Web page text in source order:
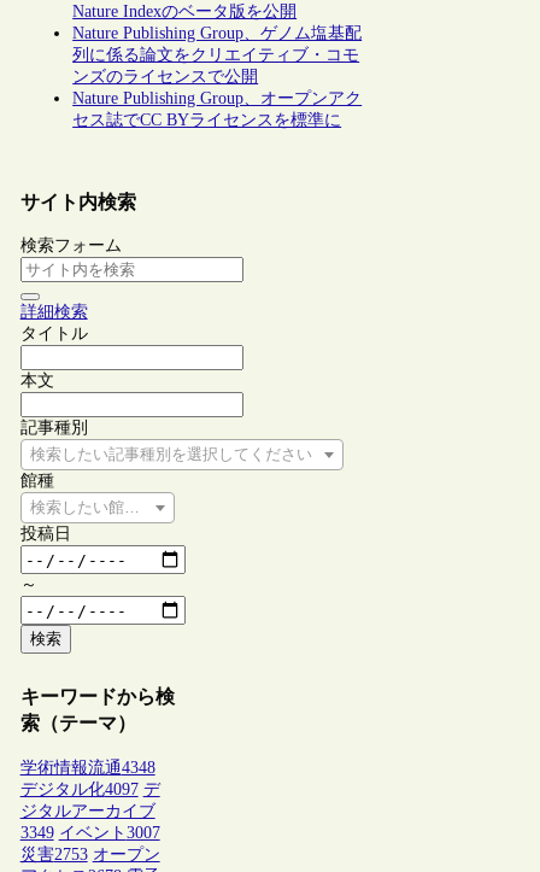
Nature Indexのベータ版を公開
Nature Publishing Group、ゲノム塩基配
列に係る論文をクリエイティブ・コモ
ンズのライセンスで公開
Nature Publishing Group、オープンアク
セス誌でCC BYライセンスを標準に
サイト内検索
検索フォーム
詳細検索
タイトル
本文
記事種別
検索したい記事種別を選択してください
館種
検索したい館種を選択してください
投稿日
～
検索
キーワードから検
索（テーマ）
学術情報流通4348
デジタル化4097 デ
ジタルアーカイブ
3349 イベント 3007
災害2753 オープン